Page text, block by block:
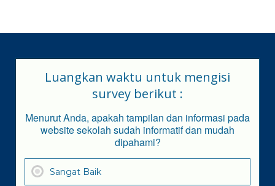
Luangkan waktu untuk mengisi
survey berikut :
Menurut Anda, apakah tampilan dan informasi pada
website sekolah sudah informatif dan mudah
dipahami?
Sangat Baik